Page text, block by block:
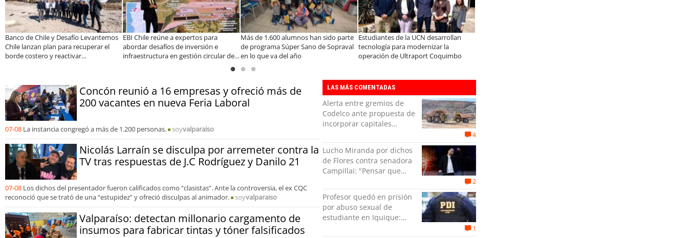
Banco de Chile y Desafío Levantemos
Chile lanzan plan para recuperar el
borde costero y reactivar
EBI Chile reúne a expertos para
abordar desafíos de inversión e
infraestructura en gestión circular de
Más de 1.600 alumnos han sido parte
de programa Súper Sano de Sopraval
en lo que va del año
Estudiantes de la UCN desarrollan
tecnología para modernizar la
operación de Ultraport Coquimbo
Concón reunió a 16 empresas y ofreció más de
200 vacantes en nueva Feria Laboral
07-08 La instancia congregó a más de 1.200 personas. soyvalparaiso
Nicolás Larraín se disculpa por arremeter contra la
TV tras respuestas de J.C Rodríguez y Danilo 21
07-08 Los dichos del presentador fueron calificados como “clasistas”. Ante la controversia, el ex CQC
reconoció que se trató de una “estupidez” y ofreció disculpas al animador.
soyvalparaiso
Valparaíso: detectan millonario cargamento de
insumos para fabricar tintas y tóner falsificados
LAS MÁS COMENTADAS
Alerta entre gremios de
Codelco ante propuesta de
incorporar capitales
4
Lucho Miranda por dichos
de Flores contra senadora
Campillai: "Pensar que
es una forma de quitar
dignidad"
2
Profesor quedó en prisión
por abuso sexual de
estudiante en Iquique:
1